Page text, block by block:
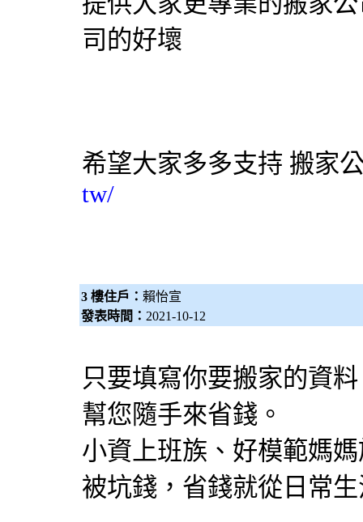
司的好壞
希望大家多多支持 搬家
tw/
3 樓住戶： 賴怡宣
發表時間： 2021-10-12
只要填寫你要搬家的資
幫您隨手來省錢。
小資上班族、好模範媽
被坑錢，省錢就從日常